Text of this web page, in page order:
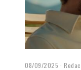
08/09/2025